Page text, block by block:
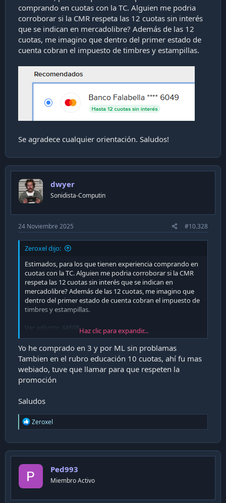
comprando en cuotas con la TC. Alguien me podria
corroborar si la CMR respeta las 12 cuotas sin interés
que se indican en mercadolibre? Además de las 12
cuotas, me imagino que dentro del primer estado de
cuenta cobran el impuesto de timbres y estampillas.
Se agradece cualquier orientación. Saludos!
dwyer
Sonidista-Computin
24 Noviembre 2025 #10.328
Zeroxel dijo:
Estimados, para los que tienen experiencia comprando en
cuotas con la TC. Alguien me podria corroborar si la CMR
respeta las 12 cuotas sin interés que se indican en
mercadolibre? Además de las 12 cuotas, me imagino que
dentro del primer estado de cuenta cobran el impuesto de
timbres y estampillas.
Ver adjunto 44608
Se agradece cualquier orientación. Saludos!
Haz clic para expandir...
Yo he comprado en 3 y por ML sin problamas
Tambien en el rubro educación 10 cuotas, ahí fu mas
webiado, tuve que llamar para que respeten la
promoción
Saludos
R
e
c
t
n
Zeroxel
Ped993
Miembro Activo